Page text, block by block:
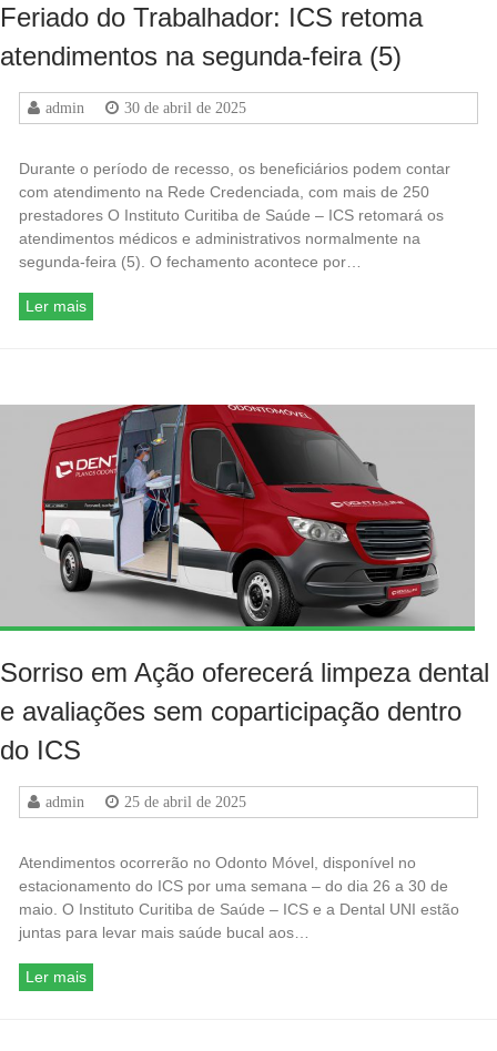
Feriado do Trabalhador: ICS retoma
atendimentos na segunda-feira (5)
admin 30 de abril de 2025
Durante o período de recesso, os beneficiários podem contar
com atendimento na Rede Credenciada, com mais de 250
prestadores O Instituto Curitiba de Saúde – ICS retomará os
atendimentos médicos e administrativos normalmente na
segunda-feira (5). O fechamento acontece por…
Ler mais
Sorriso em Ação oferecerá limpeza dental
e avaliações sem coparticipação dentro
do ICS
admin 25 de abril de 2025
Atendimentos ocorrerão no Odonto Móvel, disponível no
estacionamento do ICS por uma semana – do dia 26 a 30 de
maio. O Instituto Curitiba de Saúde – ICS e a Dental UNI estão
juntas para levar mais saúde bucal aos…
Ler mais